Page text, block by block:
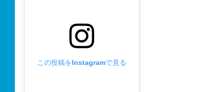
この投稿をInstagramで見る